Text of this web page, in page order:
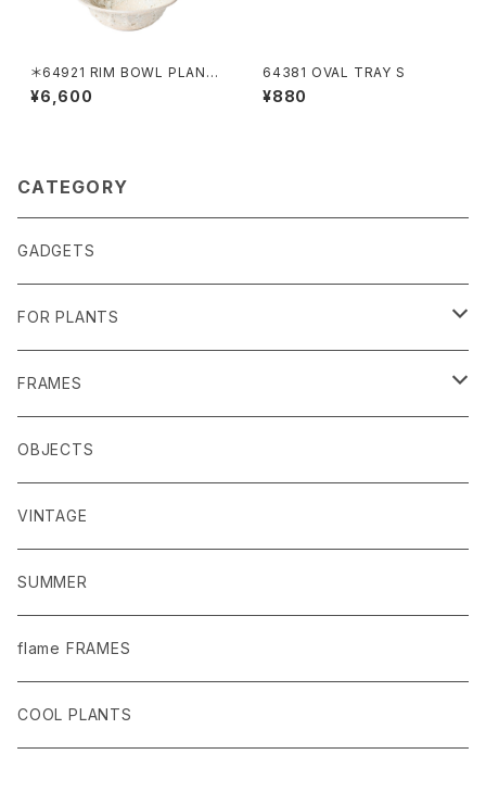
＊64921 RIM BOWL PLANT
ER LAVA/WHITE
¥6,600
64381 OVAL TRAY S
¥880
CATEGORY
GADGETS
FOR PLANTS
MACRAME
POTS
PLANTER COVERS
GARDEN TOOLS
PLANTS AND POT
PLANTER SAUCER
FRAMES
MIRRORS
DRAWINGS AND PHOTOS
OBJECTS
VINTAGE
SUMMER
flame FRAMES
COOL PLANTS